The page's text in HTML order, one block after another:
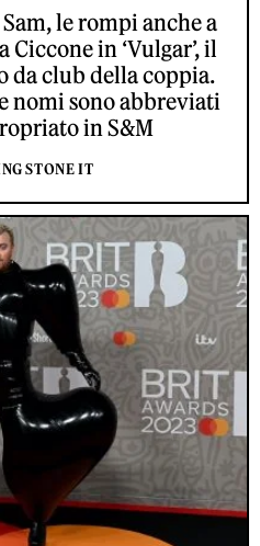
le rompi anche a
Ciccone in ‘Vulgar’, il
da club della coppia.
nomi sono abbreviati
in S&M
STONE IT